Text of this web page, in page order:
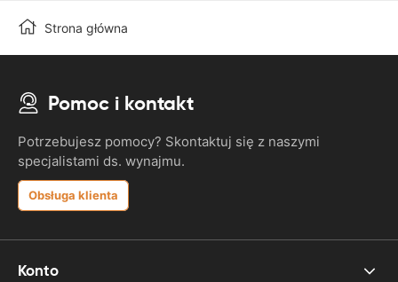
Strona główna
Pomoc i kontakt
Potrzebujesz pomocy? Skontaktuj się z naszymi
specjalistami ds. wynajmu.
Obsługa klienta
Konto